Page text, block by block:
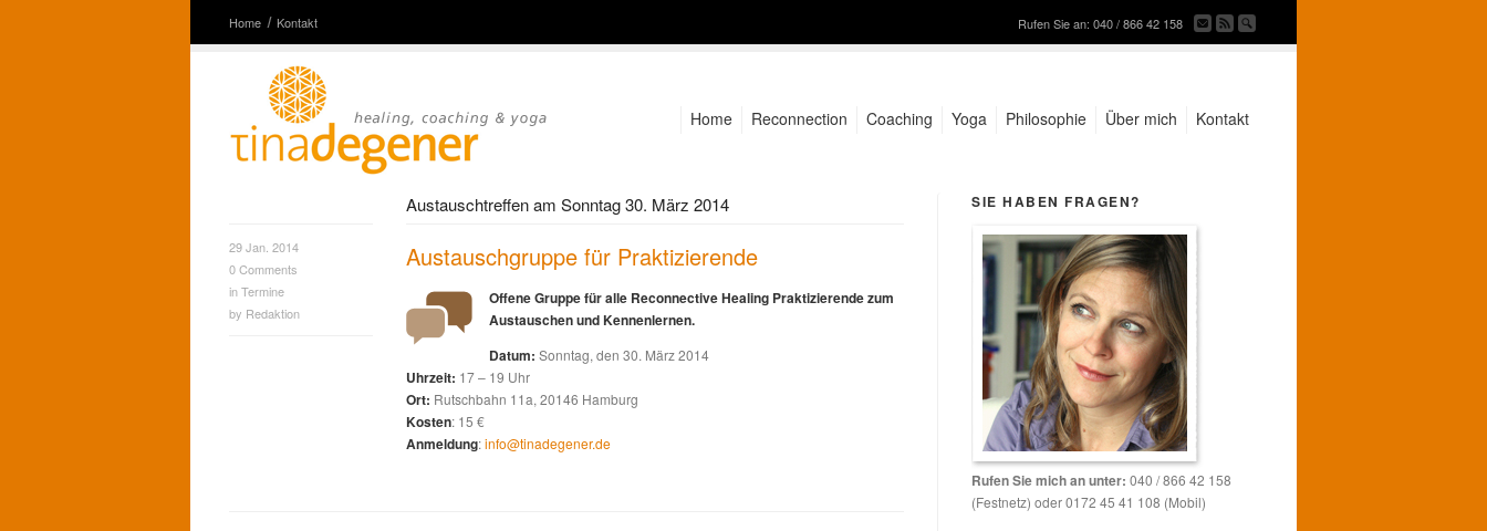
Home Kontakt Rufen Sie an: 040 / 866 42 158
Home Reconnection Coaching Yoga Philosophie Über mich Kontakt
Austauschtreffen am Sonntag 30. März 2014
29 Jan. 2014
0Comments
inTermine
by Redaktion
Austauschgruppe für Praktizierende
Offene Gruppe für alle Reconnective Healing Praktizierende zum
Austauschen und Kennenlernen.
Datum: Sonntag, den 30. März 2014
Uhrzeit: 17 – 19 Uhr
Ort: Rutschbahn 11a, 20146 Hamburg
Kosten: 15 €
Anmeldung:info@tinadegener.de
SIE HABEN FRAGEN?
Rufen Sie mich an unter: 040 / 866 42 158
(Festnetz) oder 0172 45 41 108 (Mobil)